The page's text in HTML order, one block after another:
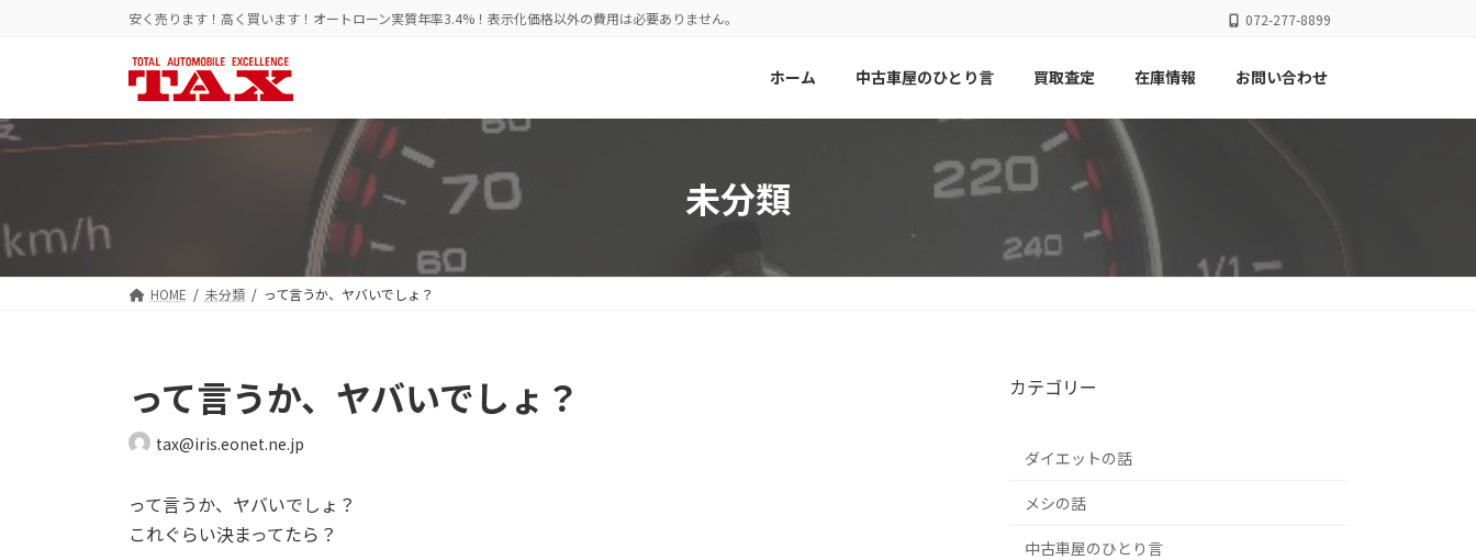
ツ
へ
ッ
プ
シ
ョ
移
動
安く売ります！高く買います！オートローン実質年率3.4%！表示化価格以外の費用は必要ありません。 072-277-8899
ホーム 中古車屋のひとり言 買取査定 在庫情報 お問い合わせ
未分類
HOME 未分類 って言うか、ヤバいでしょ？
って言うか、ヤバいでしょ？
tax@iris.eonet.ne.jp
って言うか、ヤバいでしょ？
これぐらい決まってたら？
カテゴリー
ダイエットの話
メシの話
中古車屋のひとり言